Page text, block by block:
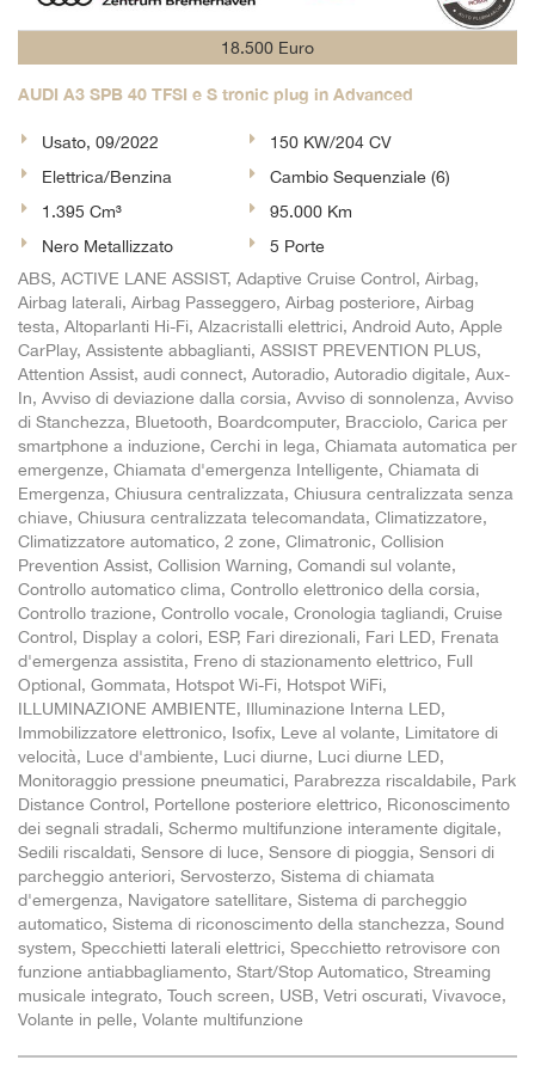
18.500 Euro
AUDI A3 SPB 40 TFSI e S tronic plug in Advanced
Usato, 09/2022
150 KW/204 CV
Elettrica/Benzina
Cambio Sequenziale (6)
1.395 Cm³
95.000 Km
Nero Metallizzato
5 Porte
ABS, ACTIVE LANE ASSIST, Adaptive Cruise Control, Airbag,
Airbag laterali, Airbag Passeggero, Airbag posteriore, Airbag
testa, Altoparlanti Hi-Fi, Alzacristalli elettrici, Android Auto, Apple
CarPlay, Assistente abbaglianti, ASSIST PREVENTION PLUS,
Attention Assist, audi connect, Autoradio, Autoradio digitale, Aux-
In, Avviso di deviazione dalla corsia, Avviso di sonnolenza, Avviso
di Stanchezza, Bluetooth, Boardcomputer, Bracciolo, Carica per
smartphone a induzione, Cerchi in lega, Chiamata automatica per
emergenze, Chiamata d'emergenza Intelligente, Chiamata di
Emergenza, Chiusura centralizzata, Chiusura centralizzata senza
chiave, Chiusura centralizzata telecomandata, Climatizzatore,
Climatizzatore automatico, 2 zone, Climatronic, Collision
Prevention Assist, Collision Warning, Comandi sul volante,
Controllo automatico clima, Controllo elettronico della corsia,
Controllo trazione, Controllo vocale, Cronologia tagliandi, Cruise
Control, Display a colori, ESP, Fari direzionali, Fari LED, Frenata
d'emergenza assistita, Freno di stazionamento elettrico, Full
Optional, Gommata, Hotspot Wi-Fi, Hotspot WiFi,
ILLUMINAZIONE AMBIENTE, Illuminazione Interna LED,
Immobilizzatore elettronico, Isofix, Leve al volante, Limitatore di
velocità, Luce d'ambiente, Luci diurne, Luci diurne LED,
Monitoraggio pressione pneumatici, Parabrezza riscaldabile, Park
Distance Control, Portellone posteriore elettrico, Riconoscimento
dei segnali stradali, Schermo multifunzione interamente digitale,
Sedili riscaldati, Sensore di luce, Sensore di pioggia, Sensori di
parcheggio anteriori, Servosterzo, Sistema di chiamata
d'emergenza, Navigatore satellitare, Sistema di parcheggio
automatico, Sistema di riconoscimento della stanchezza, Sound
system, Specchietti laterali elettrici, Specchietto retrovisore con
funzione antiabbagliamento, Start/Stop Automatico, Streaming
musicale integrato, Touch screen, USB, Vetri oscurati, Vivavoce,
Volante in pelle, Volante multifunzione